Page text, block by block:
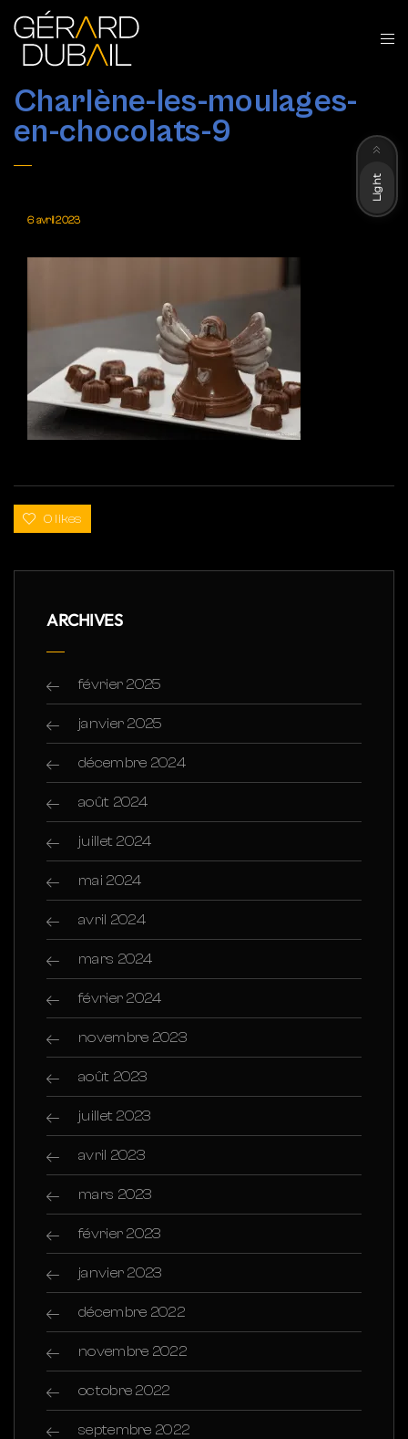
Charlène-les-moulages-
en-chocolats-9
6 avril 2023
0 likes
ARCHIVES
février 2025
janvier 2025
décembre 2024
août 2024
juillet 2024
mai 2024
avril 2024
mars 2024
février 2024
novembre 2023
août 2023
juillet 2023
avril 2023
mars 2023
février 2023
janvier 2023
décembre 2022
novembre 2022
octobre 2022
septembre 2022
Light
Dark